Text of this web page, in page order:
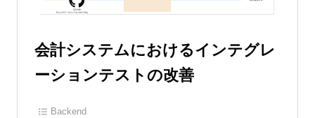
会計システムにおけるインテグレ
ーションテストの改善
Backend